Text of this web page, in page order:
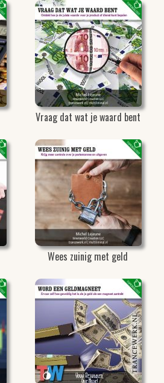
Vraag dat wat je waard bent
Wees zuinig met geld